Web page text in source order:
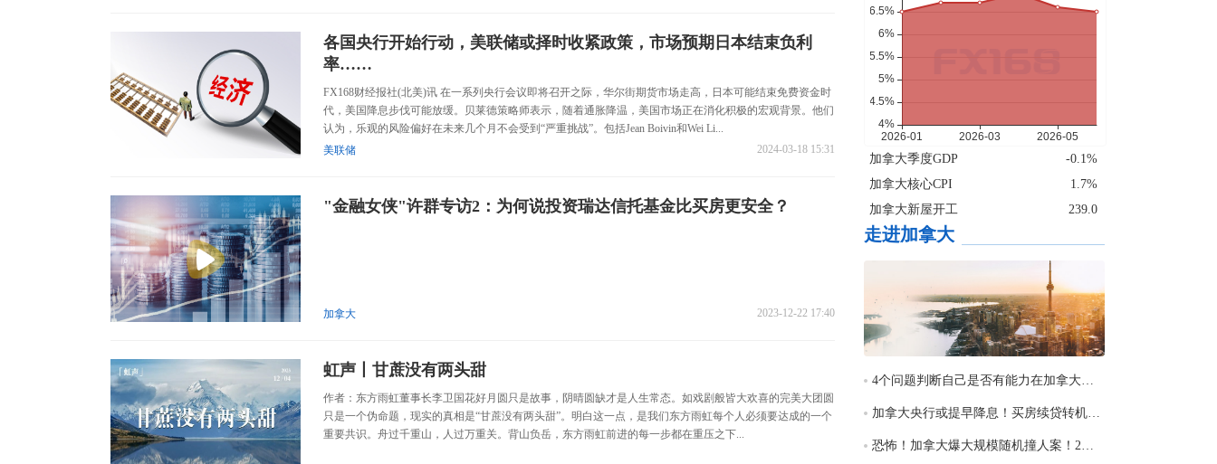
各国央行开始行动，美联储或择时收紧政策，市场预期日本结束负利
率……
FX168财经报社(北美)讯 在一系列央行会议即将召开之际，华尔街期货市场走高，日本可能结束免费资金时
代，美国降息步伐可能放缓。贝莱德策略师表示，随着通胀降温，美国市场正在消化积极的宏观背景。他们
认为，乐观的风险偏好在未来几个月不会受到“严重挑战”。包括Jean Boivin和Wei Li...
2024-03-18 15:31
美联储
"金融女侠"许群专访2：为何说投资瑞达信托基金比买房更安全？
2023-12-22 17:40
加拿大
虹声丨甘蔗没有两头甜
作者：东方雨虹董事长李卫国花好月圆只是故事，阴晴圆缺才是人生常态。如戏剧般皆大欢喜的完美大团圆
只是一个伪命题，现实的真相是“甘蔗没有两头甜”。明白这一点，是我们东方雨虹每个人必须要达成的一个
重要共识。舟过千重山，人过万重关。背山负岳，东方雨虹前进的每一步都在重压之下...
-0.1%
加拿大季度GDP
1.7%
加拿大核心CPI
239.0
加拿大新屋开工
走进加拿大
4个问题判断自己是否有能力在加拿大买房！多伦多需要年薪20万＋存款＋省吃俭用
加拿大央行或提早降息！买房续贷转机来了！SVB倒闭可能是“好消息”
恐怖！加拿大爆大规模随机撞人案！2死9伤！卡车冲上人行道疯狂猛撞